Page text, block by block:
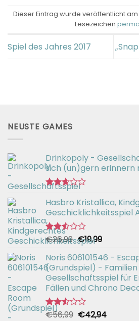
Dieser Eintrag wurde veröffentlicht am
Lesezeichen
Spiel des Jahres 2017
NEUSTE GAMES
Drinkopoly -
sich (un)gern erinnern
Bewertet
mit
2.67
von 5
Hasbro Kristallica,
Geschicklichkeitsspiel
Bewertet
mit
2.49
von 5
€26,99 Ursprünglicher
Preis
war:
€26,99
€19,99Aktueller
ist:
€19,99.
Noris 606101546 -
(Grundspiel) - Familien
Gesellschaftsspiel für
Fällen und Chrono
Bewertet
€56,99 Ursprünglicher
€42,94Aktueller